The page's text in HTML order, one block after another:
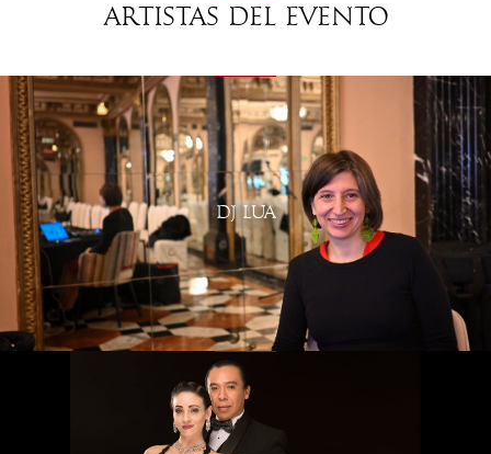
Artistas del evento
DJ LUA